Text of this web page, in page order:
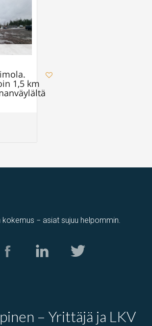
1,5 km
kokemus − asiat sujuu helpommin.
– Yrittäjä ja LKV